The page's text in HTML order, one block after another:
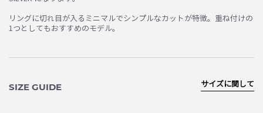
リングに切れ目が入るミニマルでシンプルなカットが特徴。重ね付けの
1つとしてもおすすめのモデル。
SIZE GUIDE サイズに関して